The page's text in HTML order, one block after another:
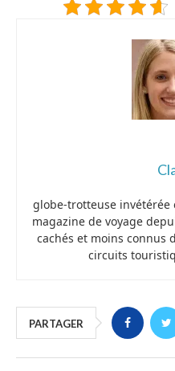
globe-trotteuse
magazine de voyage
cachés et moins connus
circuits
PARTAGER